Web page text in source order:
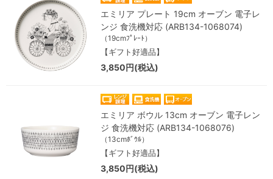
エミリア プレート 19cm オーブン 電子レ
ンジ 食洗機対応 (ARB134-1068074)
（19cmﾌﾟﾚｰﾄ）
【ギフト好適品】
3,850円(税込)
エミリア ボウル 13cm オーブン 電子レン
ジ 食洗機対応 (ARB134-1068076)
（13cmﾎﾞｳﾙ）
【ギフト好適品】
3,850円(税込)